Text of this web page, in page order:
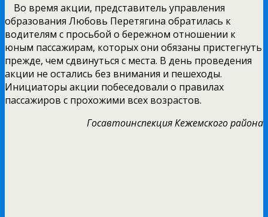
Во время акции, представитель управления
образования Любовь Перетягина обратилась к
водителям с просьбой о бережном отношении к
юным пассажирам, которых они обязаны пристегнуть
прежде, чем сдвинуться с места. В день проведения
акции не остались без внимания и пешеходы.
Инициаторы акции побеседовали о правилах
пассажиров с прохожими всех возрастов.
Госавтоинспекция Кежемского района